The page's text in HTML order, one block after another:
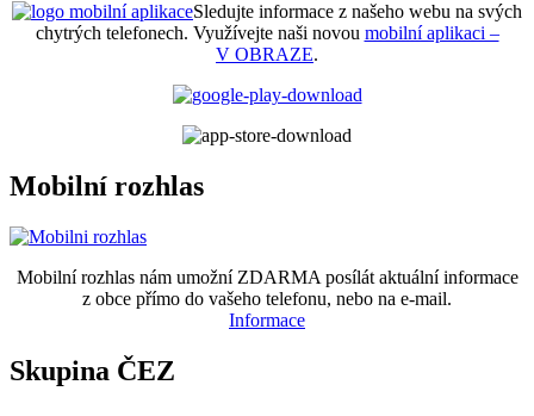
Sledujte informace z našeho webu na svých
chytrých telefonech. Využívejte naši novou mobilní aplikaci –
V OBRAZE.
Mobilní rozhlas
Mobilní rozhlas nám umožní ZDARMA posílát aktuální informace
z obce přímo do vašeho telefonu, nebo na e-mail.
Informace
Skupina ČEZ